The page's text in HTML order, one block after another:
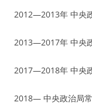
2012—2013年 中央
2013—2017年 中央
2017—2018年 中央
2018— 中央政治局常